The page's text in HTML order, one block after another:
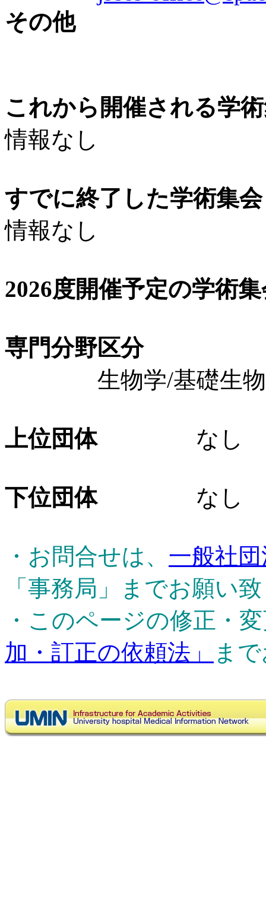
その他
これから開催される学
情報なし
すでに終了した学術集
情報なし
2026度開催予定の学術
専門分野区分
生物学/基礎生物学
上位団体なし
下位団体なし
・お問合せは、 一般社
「事務局」までお願い
・このページの修正・
加・訂正の依頼法」
ま